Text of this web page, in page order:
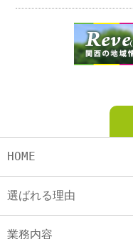
HOME
選ばれる理由
業務内容